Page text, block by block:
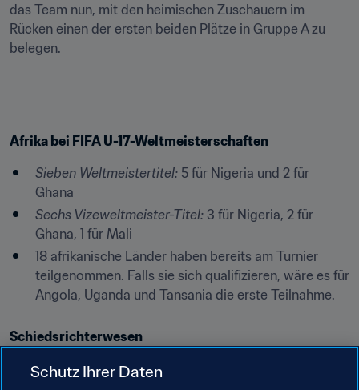
das Team nun, mit den heimischen Zuschauern im
Rücken einen der ersten beiden Plätze in Gruppe A zu
belegen.
Afrika bei FIFA U-17-Weltmeisterschaften
Sieben Weltmeistertitel: 5 für Nigeria und 2 für
Ghana
Sechs Vizeweltmeister-Titel: 3 für Nigeria, 2 für
Ghana, 1 für Mali
18 afrikanische Länder haben bereits am Turnier
teilgenommen. Falls sie sich qualifizieren, wäre es für
Angola, Uganda und Tansania die erste Teilnahme.
Schiedsrichterwesen
Zum ersten Mal werden in einem Männerfussball-Turnier
Schutz Ihrer Daten